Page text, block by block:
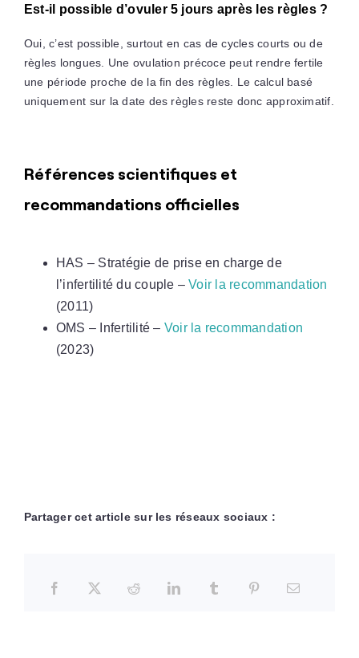
Est-il possible d’ovuler 5 jours après les règles ?
Oui, c’est possible, surtout en cas de cycles courts ou de
règles longues. Une ovulation précoce peut rendre fertile
une période proche de la fin des règles. Le calcul basé
uniquement sur la date des règles reste donc approximatif.
Références scientifiques et
recommandations officielles
HAS – Stratégie de prise en charge de
l’infertilité du couple –Voir la recommandation
(2011)
OMS – Infertilité – Voir la recommandation
(2023)
Partager cet article sur les réseaux sociaux :